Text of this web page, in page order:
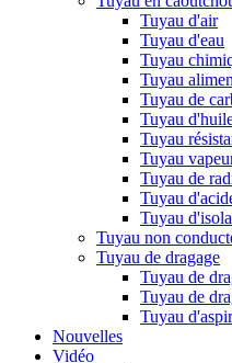
Tuyau d'air
Tuyau d'eau
Tuyau
Tuyau
Tuyau de
Tuyau
Tuyau
Tuyau
Tuyau de
Tuyau
Tuyau
Tuyau non
Tuyau de dragage
Tuyau de
Tuyau de
Tuyau
Nouvelles
Vidéo